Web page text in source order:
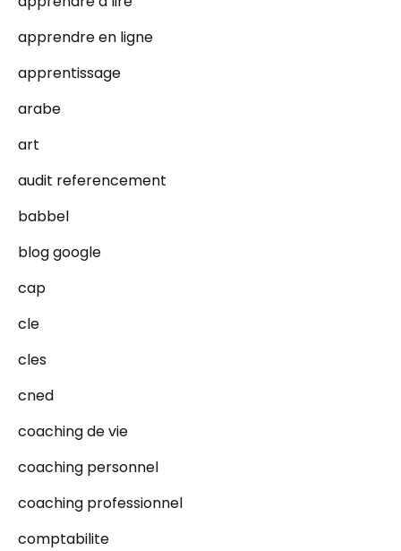
apprendre en ligne
apprentissage
arabe
art
audit referencement
babbel
blog google
cap
cle
cles
cned
coaching de vie
coaching personnel
coaching professionnel
comptabilite